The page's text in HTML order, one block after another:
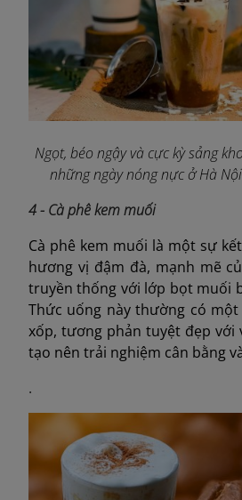
Ngọt, béo ngậy và cực kỳ sảng
những ngày nóng nực ở Hà
4 - Cà phê kem muối
Cà phê kem muối là một sự
hương vị đậm đà, mạnh mẽ
truyền thống với lớp bọt muối
Thức uống này thường có
xốp, tương phản tuyệt đẹp với
tạo nên trải nghiệm cân bằng
.